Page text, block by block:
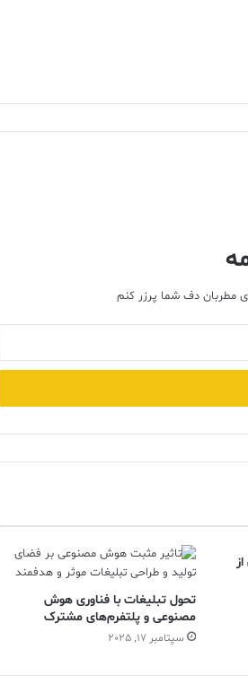
مطربان دف شما پرزر کنم
تحول تبلیغات با فناوری هوش
مصنوعی و پلتفرم‌های مشترک
سپتامبر 17, 2025